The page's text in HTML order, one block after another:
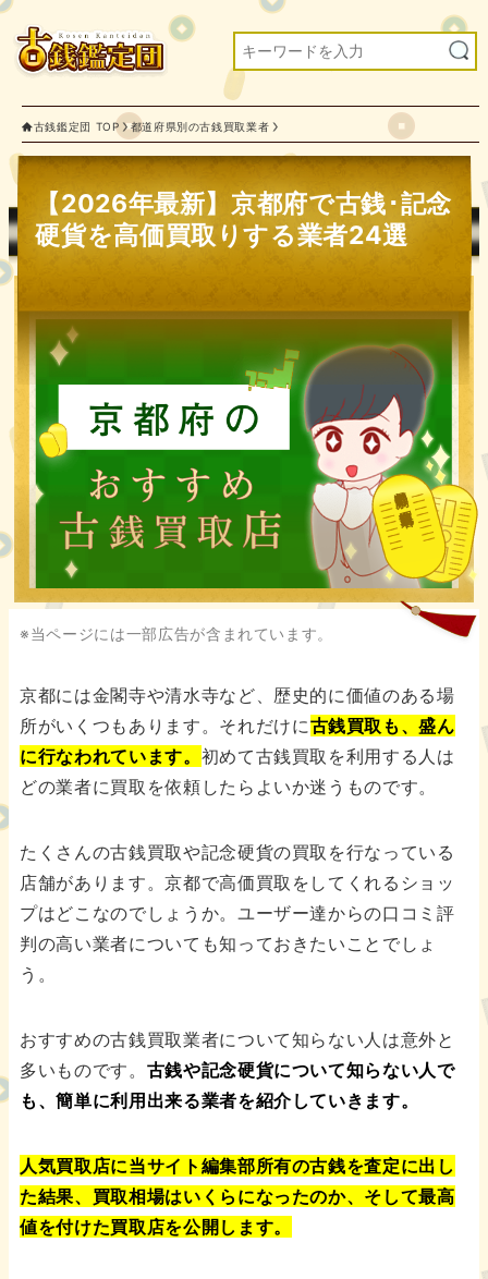
古銭鑑定団 TOP 都道府県別の古銭買取業者
【2026年最新】京都府で古銭･記念
硬貨を高価買取りする業者24選
都道府県別の古銭買取業者
※当ページには一部広告が含まれています。
京都には金閣寺や清水寺など、歴史的に価値のある場
所がいくつもあります。それだけに古銭買取も、盛ん
に行なわれています。 初めて古銭買取を利用する人は
どの業者に買取を依頼したらよいか迷うものです。
たくさんの古銭買取や記念硬貨の買取を行なっている
店舗があります。京都で高価買取をしてくれるショッ
プはどこなのでしょうか。ユーザー達からの口コミ評
判の高い業者についても知っておきたいことでしょ
う。
おすすめの古銭買取業者について知らない人は意外と
多いものです。 古銭や記念硬貨について知らない人で
も、簡単に利用出来る業者を紹介していきます。
人気買取店に当サイト編集部所有の古銭を査定に出し
た結果、買取相場はいくらになったのか、そして最高
値を付けた買取店を公開します。